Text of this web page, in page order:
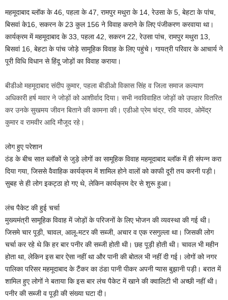
महमूदाबाद ब्लॉक के 46, पहला के 47, रामपुर मथुरा के 14, रेउसा के 5, बेहटा के पांच,
बिसवां के16, सकरन के 23 कुल 156 ने विवाह कराने के लिए पंजीकरण करवाया था।
कार्यक्रम में महमूदाबाद के 33, पहला 42, सकरन 22, रेउसा पांच, रामपुर मथुरा 13,
बिसवां 16, बेहटा के पांच जोड़े सामूहिक विवाह के लिए पहुंचे। गायत्री परिवार के आचार्य ने
पूरी विधि विधान से हिंदू जोड़ों का विवाह कराया।
बीडीओ महमूदाबाद संदीप कुमार, पहला बीडीओ विकास सिंह व जिला समाज कल्याण
अधिकारी हर्ष मवार ने जोड़ों को आशीर्वाद दिया। सभी नवविवाहित जोड़ों को उपहार वितरित
कर उनके सुखमय जीवन बिताने की कामना की। एडीओ प्रेम चंद्र, रवि यादव, ओमेंद्र
कुमार व रामवीर आदि मौजूद रहे।
लोग हुए परेशान
ठंड के बीच सात ब्लॉकों से जुड़े लोगों का सामूहिक विवाह महमूदाबाद ब्लाॅक में ही संपन्न करा
दिया गया, जिससे वैवाहिक कार्यक्रम में शामिल होने वालों को काफी दूरी तय करनी पड़ी।
सुबह से ही लोग इकट्ठा हो गए थे, लेकिन कार्यक्रम देर से शुरू हुआ।
लंच पैकेट की हुई चर्चा
मुख्यमंत्री सामूहिक विवाह में जोड़ों के परिजनों के लिए भोजन की व्यवस्था की गई थी।
जिसमे चार पूड़ी, चावल, आलू-मटर की सब्जी, अचार व एक रसगुल्ला था। जिसकी लोग
चर्चा कर रहे थे कि हर बार पनीर की सब्जी होती थी। छह पूड़ी होती थी। चावल भी महीन
होता था, लेकिन इस बार ऐसा नहीं था और पानी की बोतल भी नहीं दी गई। लोगों को नगर
पालिका परिसर महमूदाबाद के टैंकर का ठंडा पानी पीकर अपनी प्यास बुझानी पड़ी। बरात में
शामिल हुए लोगों ने बताया कि इस बार लंच पैकेट में खाने की क्वालिटी भी अच्छी नहीं थी।
पनीर की सब्जी व पूड़ी की संख्या घटा दी।